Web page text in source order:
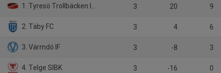
1. Tyresö Trollbäcken IBK 3 20 9
2. Täby FC 3 4 6
3. Värmdö IF 3 -8 3
4. Telge SIBK 3 -16 0